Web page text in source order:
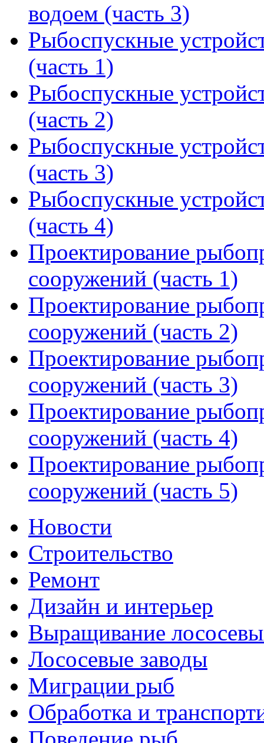
водоем (часть 3)
Рыбоспускные
(часть 1)
Рыбоспускные
(часть 2)
Рыбоспускные
(часть 3)
Рыбоспускные
(часть 4)
Проектирование
сооружений (часть 1)
Проектирование
сооружений (часть 2)
Проектирование
сооружений (часть 3)
Проектирование
сооружений (часть 4)
Проектирование
сооружений (часть 5)
Новости
Строительство
Ремонт
Дизайн и интерьер
Выращивание
Лососевые заводы
Миграции рыб
Обработка и